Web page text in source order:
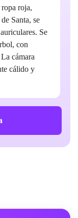
roja,
Santa, se
Se
con
cámara
cálido y